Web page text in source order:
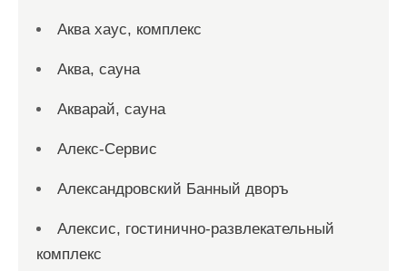
Аква хаус, комплекс
Аква, сауна
Акварай, сауна
Алекс-Сервис
Александровский Банный дворъ
Алексис, гостинично-развлекательный
комплекс